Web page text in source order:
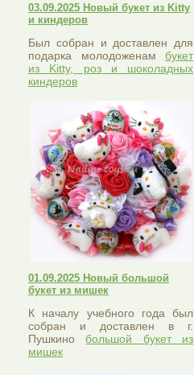
03.09.2025 Новый букет из Kitty
и киндеров
Был собран и доставлен для
подарка молодоженам букет
из Kitty, роз и шоколадных
киндеров
01.09.2025 Новый большой
букет из мишек
К началу учебного года был
собран и доставлен в г.
Пушкинобольшой букет из
мишек